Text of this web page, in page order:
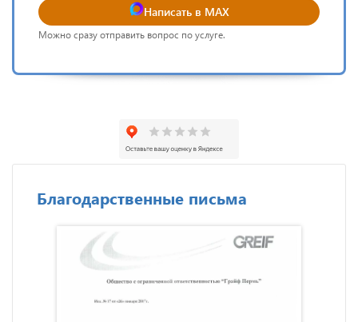
Написать в MAX
Можно сразу отправить вопрос по услуге.
Благодарственные письма